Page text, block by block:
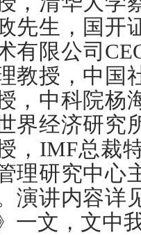
先生，国开
有限公司
教授，中国
，中科院杨
界经济研究
， IMF总裁
理研究中心
演讲内容详
一文，文中